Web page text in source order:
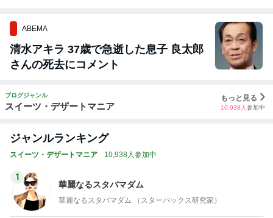
ABEMA
清水アキラ 37歳で急逝した息子 良太郎
さんの死去にコメント
ブログジャンル
スイーツ・デザートマニア
もっと見る
10,938 人 参加中
ジャンルランキング
スイーツ・デザートマニア 10,938人参加中
1
華麗なるスタバマダム
華麗なるスタバマダム （スターバックス研究家）